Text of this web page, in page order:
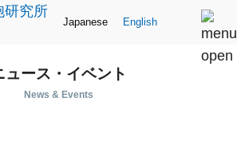
Japanese English
ュース・イベント
News & Events